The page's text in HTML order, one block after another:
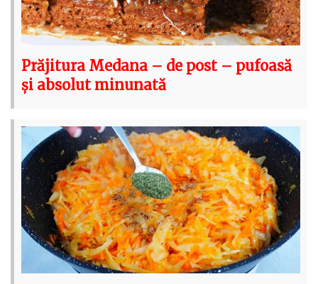
Prăjitura Medana – de post – pufoasă
și absolut minunată